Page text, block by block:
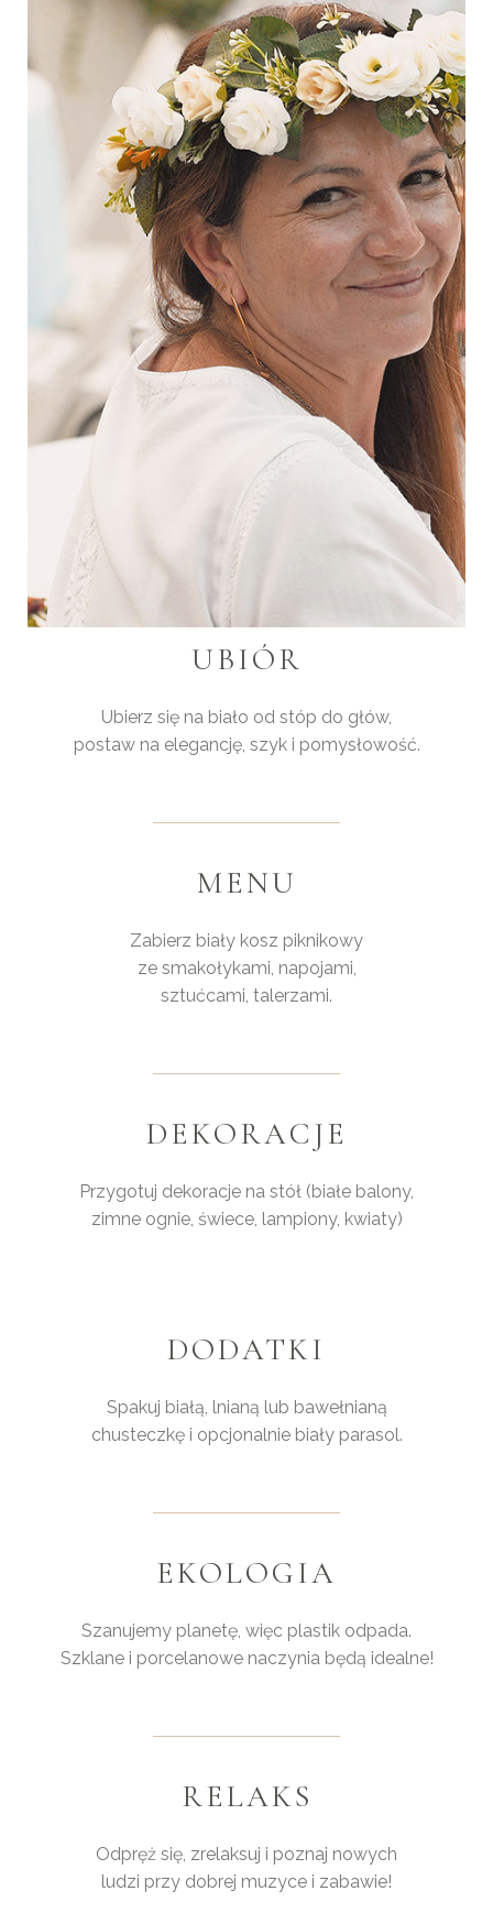
UBIÓR
Ubierz się na biało od stóp do głów,
postaw na elegancję, szyk i pomysłowość.
MENU
Zabierz biały kosz piknikowy
ze smakołykami, napojami,
sztućcami, talerzami.
DEKORACJE
Przygotuj dekoracje na stół (białe balony,
zimne ognie, świece, lampiony, kwiaty)
DODATKI
Spakuj białą, lnianą lub bawełnianą
chusteczkę i opcjonalnie biały parasol.
EKOLOGIA
Szanujemy planetę, więc plastik odpada.
Szklane i porcelanowe naczynia będą idealne!
RELAKS
Odpręż się, zrelaksuj i poznaj nowych
ludzi przy dobrej muzyce i zabawie!